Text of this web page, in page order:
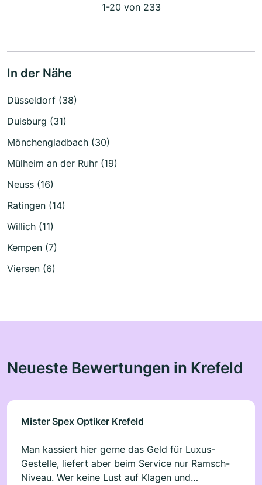
1-20 von 233
In der Nähe
Düsseldorf (38)
Duisburg (31)
Mönchengladbach (30)
Mülheim an der Ruhr (19)
Neuss (16)
Ratingen (14)
Willich (11)
Kempen (7)
Viersen (6)
Neueste Bewertungen in Krefeld
Mister Spex Optiker Krefeld
Man kassiert hier gerne das Geld für Luxus-
Gestelle, liefert aber beim Service nur Ramsch-
Niveau. Wer keine Lust auf Klagen und